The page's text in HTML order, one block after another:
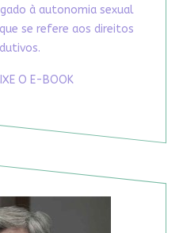
à autonomia sexual
se refere aos direitos
O E-BOOK